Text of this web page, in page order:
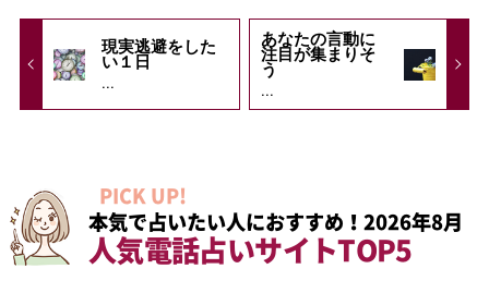
現実逃避をした
い１日
...
あなたの言動に
注目が集まりそ
う
...
PICK UP!
本気で占いたい人におすすめ！2026年8月
人気電話占いサイトTOP5